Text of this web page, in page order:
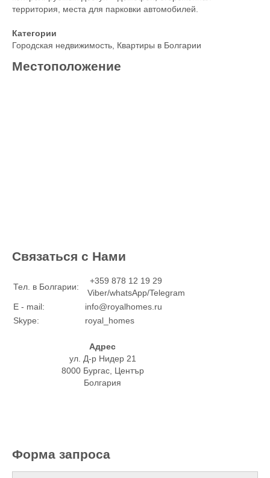
территория, места для парковки автомобилей.
Категории
Городская недвижимость, Квартиры в Болгарии
Местоположение
Связаться с Нами
Тел. в Болгарии:
+359 878 12 19 29
Viber/whatsApp/Telegram
E - mail:
info@royalhomes.ru
Skype:
royal_homes
Адрес
ул. Д-р Нидер 21
8000 Бургас, Център
Болгария
Форма запроса